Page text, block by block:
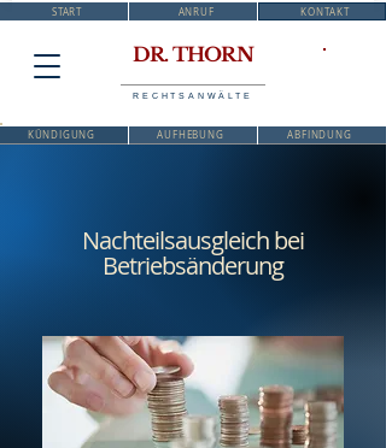
START ANRUF KONTAKT
DR. THORN
RECHTSANWÄLTE
KÜNDIGUNG AUFHEBUNG ABFINDUNG
Nachteilsausgleich bei
Betriebsänderung